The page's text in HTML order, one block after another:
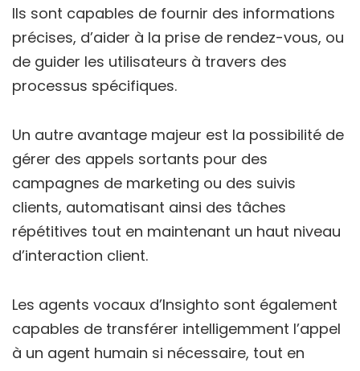
Ils sont capables de fournir des informations
précises, d’aider à la prise de rendez-vous, ou
de guider les utilisateurs à travers des
processus spécifiques.
Un autre avantage majeur est la possibilité de
gérer des appels sortants pour des
campagnes de marketing ou des suivis
clients, automatisant ainsi des tâches
répétitives tout en maintenant un haut niveau
d’interaction client.
Les agents vocaux d’Insighto sont également
capables de transférer intelligemment l’appel
à un agent humain si nécessaire, tout en